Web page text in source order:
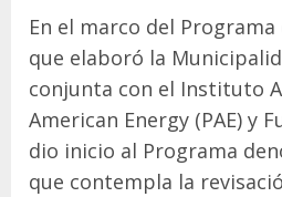
En el marco del
que elaboró la
conjunta con el Instituto
American Energy (PAE) y
dio inicio al Programa
que contempla la